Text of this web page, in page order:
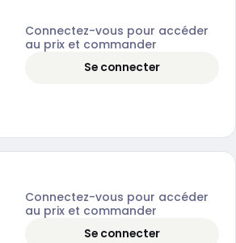
Connectez-vous pour accéder
au prix et commander
Se connecter
Connectez-vous pour accéder
au prix et commander
Se connecter